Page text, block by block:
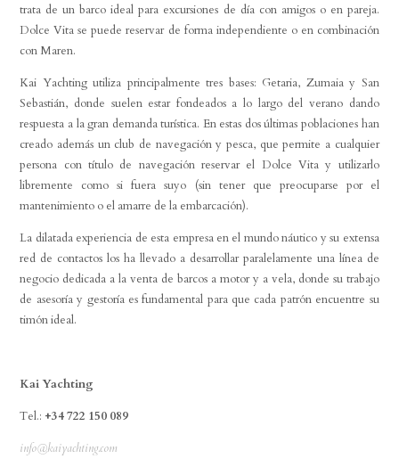
trata de un barco ideal para excursiones de día con amigos o en pareja.
Dolce Vita se puede reservar de forma independiente o en combinación
con Maren.
Kai Yachting utiliza principalmente tres bases: Getaria, Zumaia y San
Sebastián, donde suelen estar fondeados a lo largo del verano dando
respuesta a la gran demanda turística. En estas dos últimas poblaciones han
creado además un club de navegación y pesca, que permite a cualquier
persona con título de navegación reservar el Dolce Vita y utilizarlo
libremente como si fuera suyo (sin tener que preocuparse por el
mantenimiento o el amarre de la embarcación).
La dilatada experiencia de esta empresa en el mundo náutico y su extensa
red de contactos los ha llevado a desarrollar paralelamente una línea de
negocio dedicada a la venta de barcos a motor y a vela, donde su trabajo
de asesoría y gestoría es fundamental para que cada patrón encuentre su
timón ideal.
Kai Yachting
Tel.: +34 722 150 089
info@kaiyachting.com